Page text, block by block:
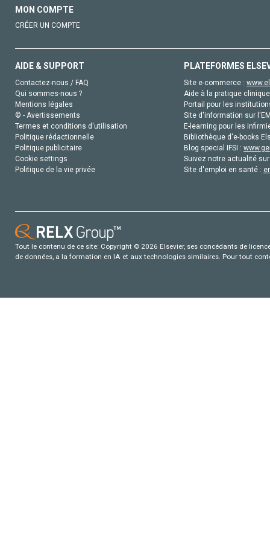
MON COMPTE
CRÉER UN COMPTE
AIDE & SUPPORT
Contactez-nous / FAQ
Qui sommes-nous ?
Mentions légales
© - Avertissements
Termes et conditions d'utilisation
Politique rédactionnelle
Politique publicitaire
Cookie settings
Politique de la vie privée
PLATEFORMES
Site e-commerce :
Aide à la pratique
Portail pour les
Site d'information sur
E-learning pour les
Bibliothèque d'e-books
Blog special IFSI :
Suivez notre actualité
Site d'emploi en santé :
Tout le contenu de ce site: Copyright © 2026 Elsevier, ses concédants de
de données, a la formation en IA et aux technologies similaires. Pour tout